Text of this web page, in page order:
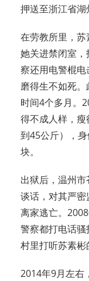
押送至浙江省湖
在劳教所里，
她关进禁闭室
察还用电警棍
磨得生不如死
时间4个多月。
得不成人样，
到45公斤），
块。
出狱后，温州
谈话，对其严
离家逃亡。
警察都打电话
村里打听苏素彬
2014年9月左右